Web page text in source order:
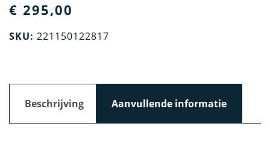
€ 295,00
SKU: 221150122817
Beschrijving Aanvullende informatie